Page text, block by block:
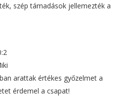
szép támadások jellemezték a
arattak értékes győzelmet a
érdemel a csapat!